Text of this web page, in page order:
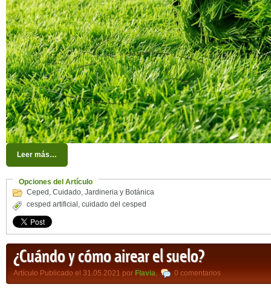
Leer más…
Opciones del Artículo
Ceped , Cuidado, Jardineria y Botánica
cesped artificial , cuidado del cesped
¿Cuándo y cómo airear el suelo?
Artículo Publicado el 31.05.2021 por Flavia, 0 comentarios